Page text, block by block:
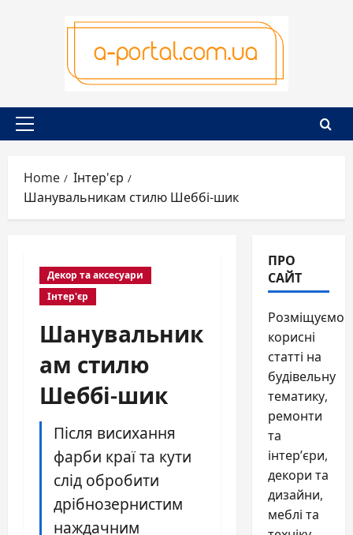
Primary
Home
Інтер'єр
Шанувальникам стилю Шеббі-шик
Декор та аксесуари
Інтер'єр
Шанувальник
ам стилю
Шеббі-шик
Після висихання
фарби краї та кути
слід обробити
дрібнозернистим
наждачним
ПРО
САЙТ
Розміщуємо
корисні
статті на
будівельну
тематику,
ремонти
та
інтер’єри,
декори та
дизайни,
меблі та